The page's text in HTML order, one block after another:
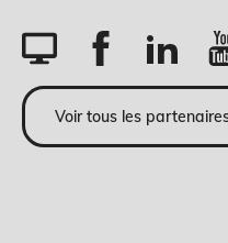
Voir tous les